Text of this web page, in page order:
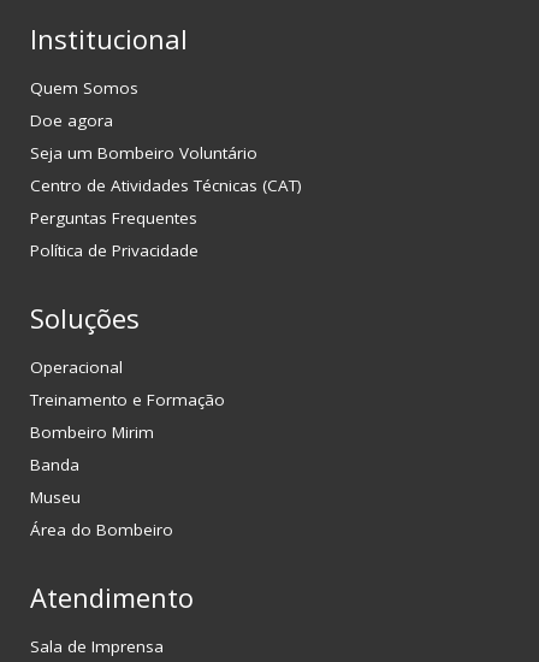
Institucional
Quem Somos
Doe agora
Seja um Bombeiro Voluntário
Centro de Atividades Técnicas (CAT)
Perguntas Frequentes
Política de Privacidade
Soluções
Operacional
Treinamento e Formação
Bombeiro Mirim
Banda
Museu
Área do Bombeiro
Atendimento
Sala de Imprensa